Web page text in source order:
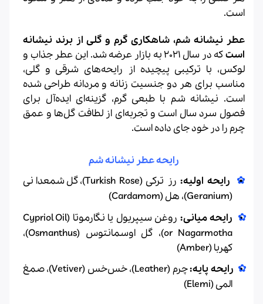
است.
عطر نیشانه شم، شاهکاری گرم و گلی از برند نیشانه
است
که در سال 2021 به بازار عرضه شد. این عطر جذاب و
لوکس، با ترکیبی پیچیده از رایحه‌های شرقی و گلی،
مناسب برای هر دو جنسیت زنانه و مردانه طراحی شده
است. نیشانه شم با طبعی گرم، گزینه‌ای ایده‌آل برای
فصول سرد سال است و تجربه‌ای از لطافت گل‌ها و عمق
چرم را در خود جای داده است.
رایحه عطر نیشانه شم
رایحه اولیه:
رز ترکی (Turkish Rose)، گل شمعدانی
(Geranium)، هل (Cardamom)
رایحه میانی:
روغن سیپریول یا نگارموتا (Cypriol Oil
or Nagarmotha)، گل اوسمانتوس (Osmanthus)،
کهربا (Amber)
رایحه پایه:
چرم (Leather)، خس‌خس (Vetiver)، صمغ
المی (Elemi)